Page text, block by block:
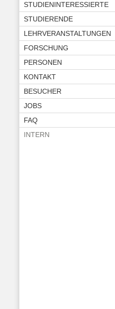
STUDIENINTERESSIERTE
STUDIERENDE
LEHRVERANSTALTUNGEN
FORSCHUNG
PERSONEN
KONTAKT
BESUCHER
JOBS
FAQ
INTERN